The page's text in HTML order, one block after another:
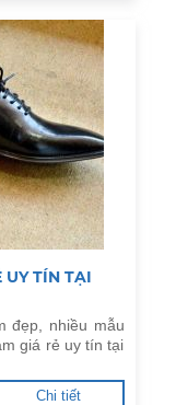
UY TÍN TẠI
đẹp, nhiều mẫu
giá rẻ uy tín tại
Chi tiết